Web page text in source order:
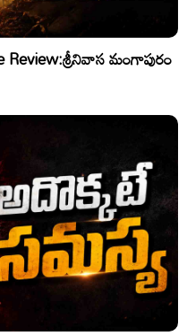
Review:శ్రీనివాస మంగాపురం